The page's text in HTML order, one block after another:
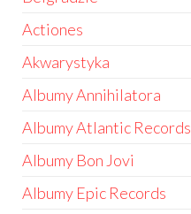
Actiones
Akwarystyka
Albumy Annihilatora
Albumy Atlantic Records
Albumy Bon Jovi
Albumy Epic Records